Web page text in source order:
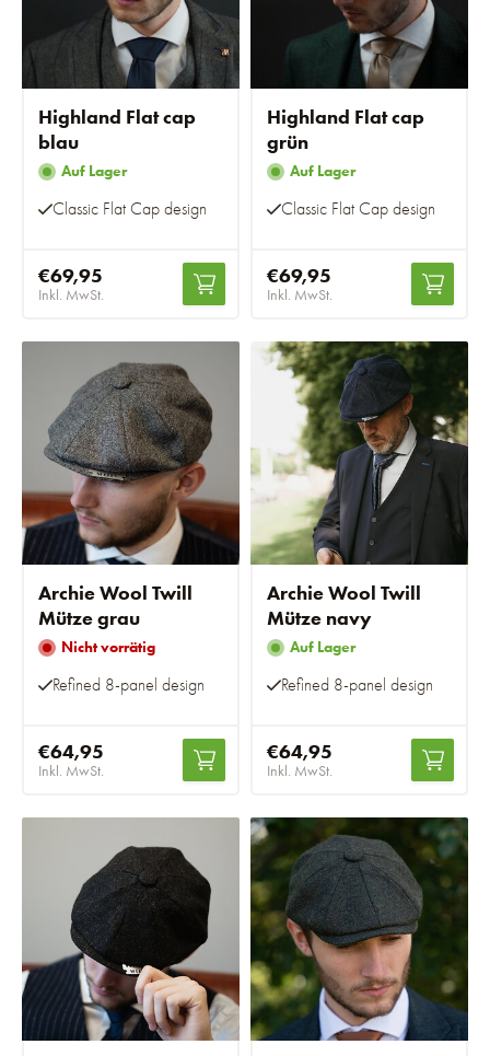
Highland Flat cap
blau
Auf Lager
Classic Flat Cap design
€69,95
Inkl. MwSt.
Highland Flat cap
grün
Auf Lager
Classic Flat Cap design
€69,95
Inkl. MwSt.
Archie Wool Twill
Mütze grau
Nicht vorrätig
Refined 8-panel design
€64,95
Inkl. MwSt.
Archie Wool Twill
Mütze navy
Auf Lager
Refined 8-panel design
€64,95
Inkl. MwSt.